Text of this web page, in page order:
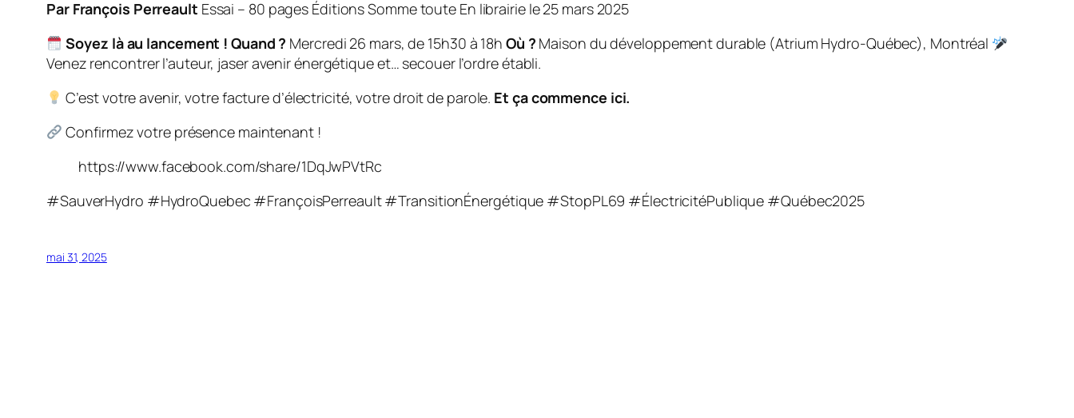
Par François Perreault Essai – 80 pages Éditions Somme toute En librairie le 25 mars 2025
Soyez là au lancement ! Quand ? Mercredi 26 mars, de 15h30 à 18h Où ? Maison du développement durable (Atrium Hydro-Québec), Montréal
Venez rencontrer l’auteur, jaser avenir énergétique et… secouer l’ordre établi.
C’est votre avenir, votre facture d’électricité, votre droit de parole. Et ça commence ici.
Confirmez votre présence maintenant !
https://www.facebook.com/share/1DqJwPVtRc
#SauverHydro #HydroQuebec #FrançoisPerreault #TransitionÉnergétique #StopPL69 #ÉlectricitéPublique #Québec2025
mai 31, 2025